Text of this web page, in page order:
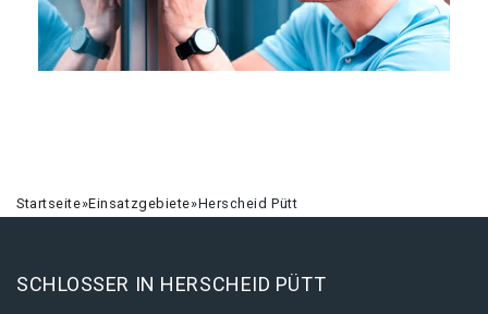
Startseite»Einsatzgebiete»Herscheid Pütt
SCHLOSSER IN HERSCHEID PÜTT